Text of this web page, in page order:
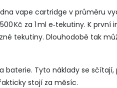
vape cartridge v průměru
Kč za 1 ml e‑tekutiny. K první
tekutiny. Dlouhodobě tak
Tyto náklady se sčítají,
stojí za měsíc.